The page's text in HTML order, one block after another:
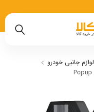
لوازم جانبی خودرو